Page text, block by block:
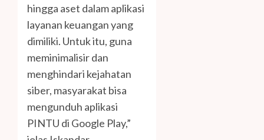
hingga aset dalam aplikasi
layanan keuangan yang
dimiliki. Untuk itu, guna
meminimalisir dan
menghindari kejahatan
siber, masyarakat bisa
mengunduh aplikasi
PINTU di Google Play,”